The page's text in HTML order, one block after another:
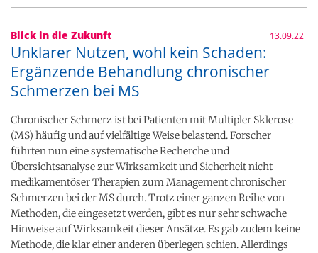
Blick in die Zukunft 13.09.22
Unklarer Nutzen, wohl kein Schaden:
Ergänzende Behandlung chronischer
Schmerzen bei MS
Chronischer Schmerz ist bei Patienten mit Multipler Sklerose
(MS) häufig und auf vielfältige Weise belastend. Forscher
führten nun eine systematische Recherche und
Übersichtsanalyse zur Wirksamkeit und Sicherheit nicht
medikamentöser Therapien zum Management chronischer
Schmerzen bei der MS durch. Trotz einer ganzen Reihe von
Methoden, die eingesetzt werden, gibt es nur sehr schwache
Hinweise auf Wirksamkeit dieser Ansätze. Es gab zudem keine
Methode, die klar einer anderen überlegen schien. Allerdings